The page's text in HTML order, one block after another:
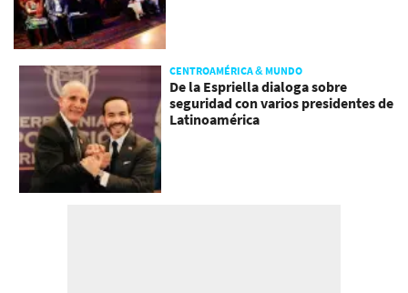
CENTROAMÉRICA & MUNDO
De la Espriella dialoga sobre
seguridad con varios presidentes de
Latinoamérica